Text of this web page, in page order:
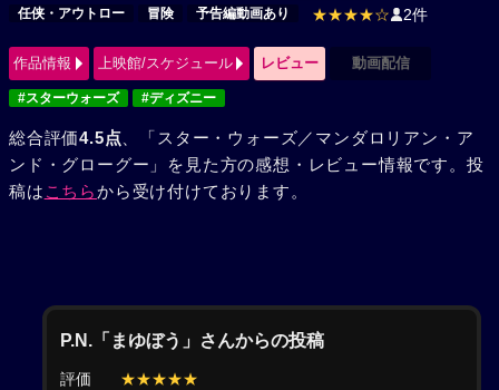
任侠・アウトロー
冒険 予告編動画あり ★★★★☆ 2件
作品情報 上映館/スケジュール レビュー 動画配信
#スターウォーズ #ディズニー
総合評価4.5点 、「スター・ウォーズ／マンダロリアン・ア
ンド・グローグー」を見た方の感想・レビュー情報です。投
稿は こちらから受け付けております。
P.N.「まゆぼう」さんからの投稿
評価
★★★★★